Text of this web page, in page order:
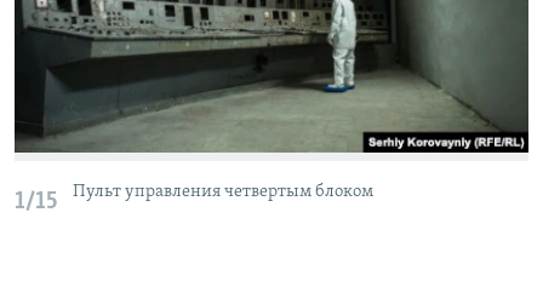
1/15 Пульт управления четвертым блоком